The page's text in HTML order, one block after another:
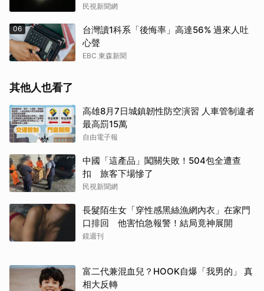
民視新聞網
06
台灣讀1科系「後悔率」高達56% 過來人吐
心聲
EBC 東森新聞
其他人也看了
高雄8月7日城鎮韌性防空演習 人車管制違者
最高罰15萬
自由電子報
中國「這產品」闖關失敗！504包全遭查
扣 旅客下場慘了
民視新聞網
長髮陌生女「穿性感黑絲漁網內衣」在家門
口排回 他害怕急報警！結局竟神展開
鏡週刊
富二代兼混血兒？HOOK自爆「我男的」 真
相大反轉